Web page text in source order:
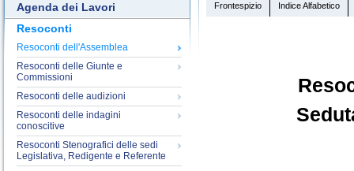
Agenda dei Lavori
Resoconti
Resoconti dell'Assemblea
Resoconti delle Giunte e
Commissioni
Resoconti delle audizioni
Resoconti delle indagini
conoscitive
Resoconti Stenografici delle sedi
Legislativa, Redigente e Referente
Frontespizio Indice Alfabetico